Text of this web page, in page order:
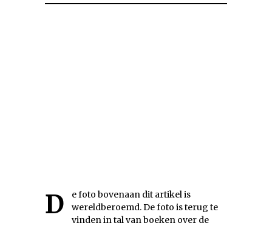
De foto bovenaan dit artikel is
wereldberoemd. De foto is terug te
vinden in tal van boeken over de